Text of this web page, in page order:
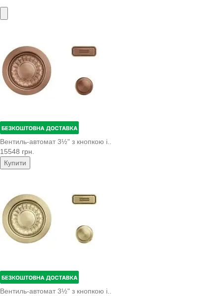
Вентиль-автомат 3½" з кнопкою і..
15548 грн.
Купити
Вентиль-автомат 3½" з кнопкою і..